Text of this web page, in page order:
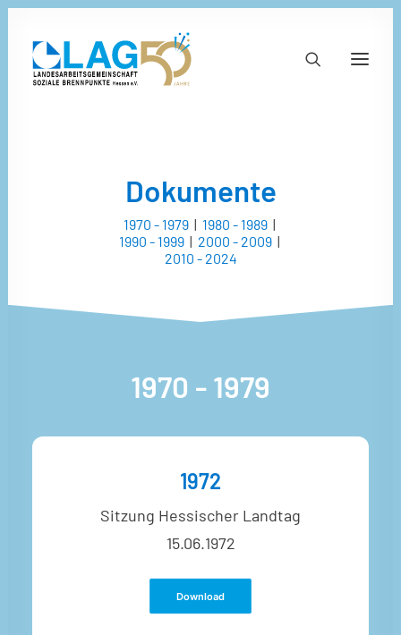
069 257828 0
Dokumente
1970 - 1979| 1980 - 1989|
1990 - 1999| 2000 - 2009|
2010 - 2024
1970 - 1979
1972
Sitzung Hessischer Landtag
15.06.1972
Download